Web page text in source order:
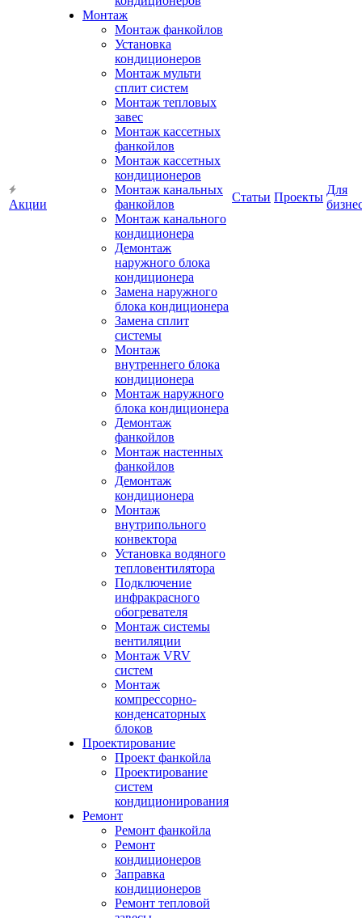
Акции
Монтаж
Монтаж фанкойлов
Установка
кондиционеров
Монтаж мульти
сплит систем
Монтаж тепловых
завес
Монтаж кассетных
фанкойлов
Монтаж кассетных
кондиционеров
Монтаж канальных
фанкойлов
Монтаж канального
кондиционера
Демонтаж
наружного блока
кондиционера
Замена наружного
блока кондиционера
Замена сплит
системы
Монтаж
внутреннего блока
кондиционера
Монтаж наружного
блока кондиционера
Демонтаж
фанкойлов
Монтаж настенных
фанкойлов
Демонтаж
кондиционера
Монтаж
внутрипольного
конвектора
Установка водяного
тепловентилятора
Подключение
инфракрасного
обогревателя
Монтаж системы
вентиляции
Монтаж VRV
систем
Монтаж
компрессорно-
конденсаторных
блоков
Проектирование
Проект фанкойла
Проектирование
систем
кондиционирования
Ремонт
Ремонт фанкойла
Ремонт
кондиционеров
Заправка
кондиционеров
Ремонт тепловой
Статьи Проекты
Для